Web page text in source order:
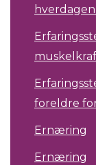
foreldre
Ernæring
Ernæring